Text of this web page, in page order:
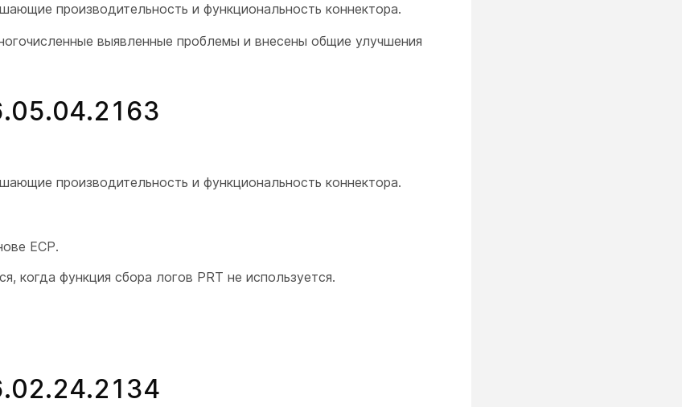
производительность и функциональность коннектора.
выявленные проблемы и внесены общие улучшения
производительность и функциональность коннектора.
ECP.
когда функция сбора логов PRT не используется.